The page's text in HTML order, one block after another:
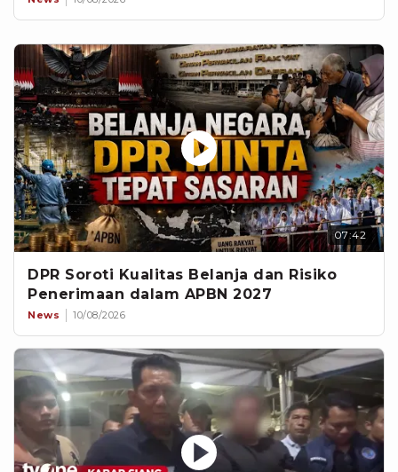
07:42
DPR Soroti Kualitas Belanja dan Risiko
Penerimaan dalam APBN 2027
News 10/08/2026